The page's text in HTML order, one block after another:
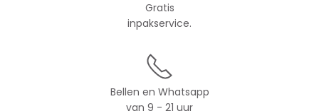
Gratis
inpakservice.
Bellen en Whatsapp
van 9 - 21 uur